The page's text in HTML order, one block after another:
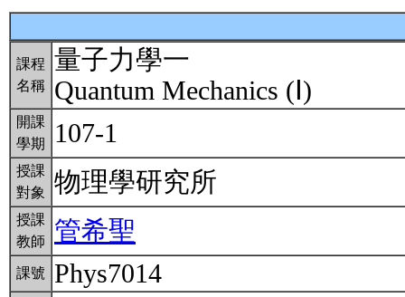
課程
名稱
量子力學一
Quantum Mechanics (Ⅰ)
開課
學期
107-1
授課
對象
物理學研究所
授課
教師
管希聖
課號 Phys7014